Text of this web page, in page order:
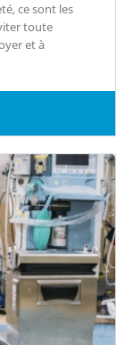
ce sont les
toute
et à